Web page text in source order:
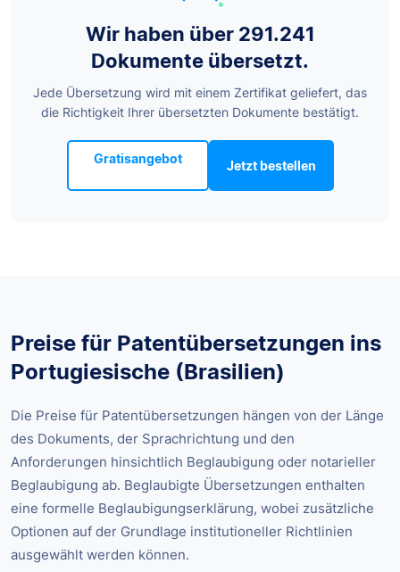
Wir haben über 291.241
Dokumente übersetzt.
Jede Übersetzung wird mit einem Zertifikat geliefert, das
die Richtigkeit Ihrer übersetzten Dokumente bestätigt.
Gratisangebot Jetzt bestellen
Preise für Patentübersetzungen ins
Portugiesische (Brasilien)
Die Preise für Patentübersetzungen hängen von der Länge
des Dokuments, der Sprachrichtung und den
Anforderungen hinsichtlich Beglaubigung oder notarieller
Beglaubigung ab. Beglaubigte Übersetzungen enthalten
eine formelle Beglaubigungserklärung, wobei zusätzliche
Optionen auf der Grundlage institutioneller Richtlinien
ausgewählt werden können.